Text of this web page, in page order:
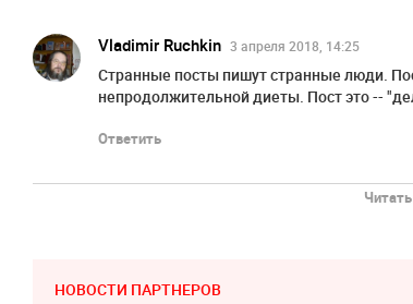
Vladimir Ruchkin 3 апреля 2018, 14:25
Странные посты пишут странные люди.
непродолжительной диеты. Пост это --
Ответить
НОВОСТИ ПАРТНЕРОВ